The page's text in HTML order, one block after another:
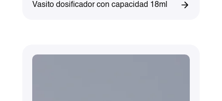
Vasito dosificador con capacidad 18ml